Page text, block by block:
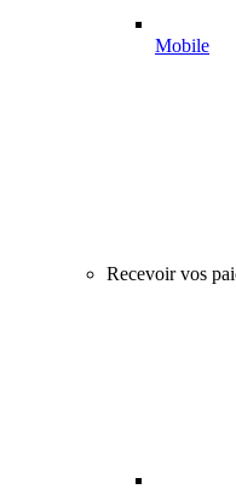
Mobile
Recevoir vos